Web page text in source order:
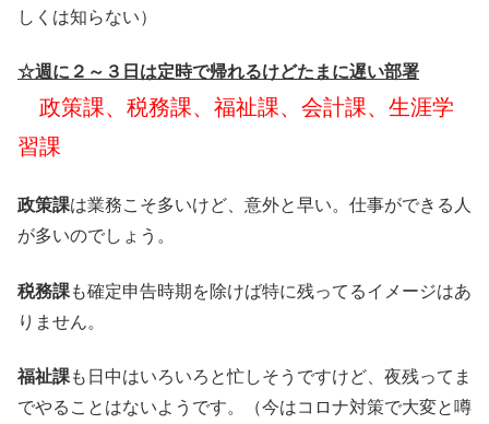
しくは知らない）
☆週に２～３日は定時で帰れるけどたまに遅い部署
政策課、税務課、福祉課、会計課、生涯学
習課
政策課は業務こそ多いけど、意外と早い。仕事ができる人
が多いのでしょう。
税務課も確定申告時期を除けば特に残ってるイメージはあ
りません。
福祉課も日中はいろいろと忙しそうですけど、夜残ってま
でやることはないようです。（今はコロナ対策で大変と噂